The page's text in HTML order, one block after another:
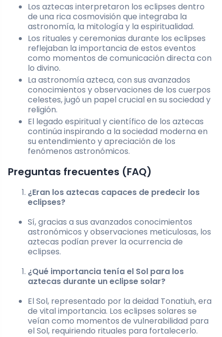
Los aztecas interpretaron los eclipses dentro
de una rica cosmovisión que integraba la
astronomía, la mitología y la espiritualidad.
Los rituales y ceremonias durante los eclipses
reflejaban la importancia de estos eventos
como momentos de comunicación directa con
lo divino.
La astronomía azteca, con sus avanzados
conocimientos y observaciones de los cuerpos
celestes, jugó un papel crucial en su sociedad y
religión.
El legado espiritual y científico de los aztecas
continúa inspirando a la sociedad moderna en
su entendimiento y apreciación de los
fenómenos astronómicos.
Preguntas frecuentes (FAQ)
¿Eran los aztecas capaces de predecir los
eclipses?
Sí, gracias a sus avanzados conocimientos
astronómicos y observaciones meticulosas, los
aztecas podían prever la ocurrencia de
eclipses.
¿Qué importancia tenía el Sol para los
aztecas durante un eclipse solar?
El Sol, representado por la deidad Tonatiuh, era
de vital importancia. Los eclipses solares se
veían como momentos de vulnerabilidad para
el Sol, requiriendo rituales para fortalecerlo.